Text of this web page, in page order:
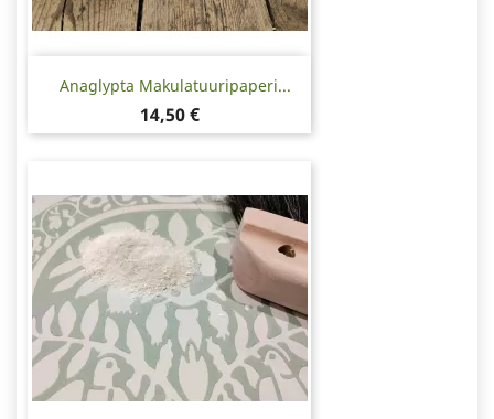
Anaglypta Makulatuuripaperi...
Hinta
14,50 €